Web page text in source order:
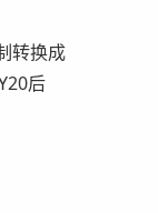
转换成
后